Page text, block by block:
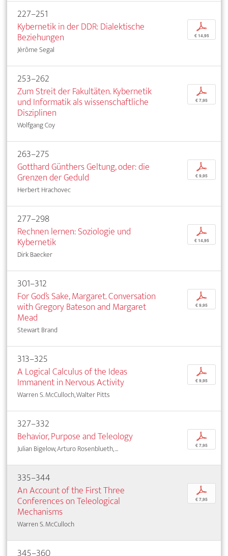
227–251
Kybernetik in der DDR: Dialektische
Beziehungen
Jérôme Segal
p
€ 14,95
253–262
Zum Streit der Fakultäten. Kybernetik
und Informatik als wissenschaftliche
Disziplinen
Wolfgang Coy
p
€ 7,95
263–275
Gotthard Günthers Geltung, oder: die
Grenzen der Geduld
Herbert Hrachovec
p
€ 9,95
277–298
Rechnen lernen: Soziologie und
Kybernetik
Dirk Baecker
p
€ 14,95
301–312
For God’s Sake, Margaret. Conversation
with Gregory Bateson and Margaret
Mead
Stewart Brand
p
€ 9,95
313–325
A Logical Calculus of the Ideas
Immanent in Nervous Activity
Warren S. McCulloch, Walter Pitts
p
€ 9,95
327–332
Behavior, Purpose and Teleology
Julian Bigelow, Arturo Rosenblueth, ...
p
€ 7,95
335–344
An Account of the First Three
Conferences on Teleological
Mechanisms
Warren S. McCulloch
p
€ 7,95